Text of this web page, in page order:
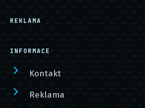
REKLAMA
INFORMACE
Kontakt
Reklama